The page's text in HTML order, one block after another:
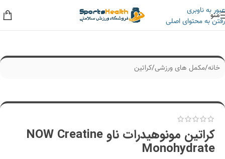
عبور به ناوبری
رفتن به محتوای اصلی
منو
خانه/مکمل های ورزشی/کراتین
کراتین مونوهیدرات ناو NOW Creatine
Monohydrate